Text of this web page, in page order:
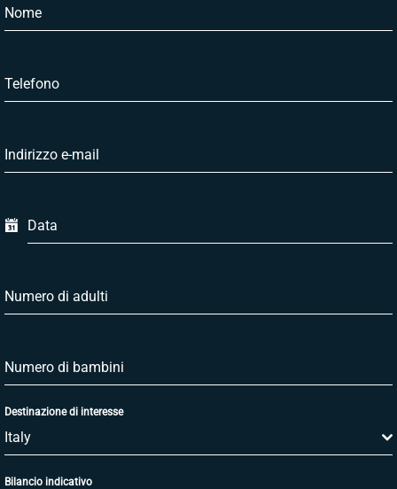
Nome
Telefono
Indirizzo e-mail
Data
Numero di adulti
Numero di bambini
Destinazione di interesse
Italy
Bilancio indicativo